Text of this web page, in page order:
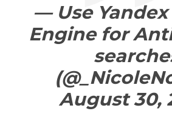
— Use
Engine for
August 30,